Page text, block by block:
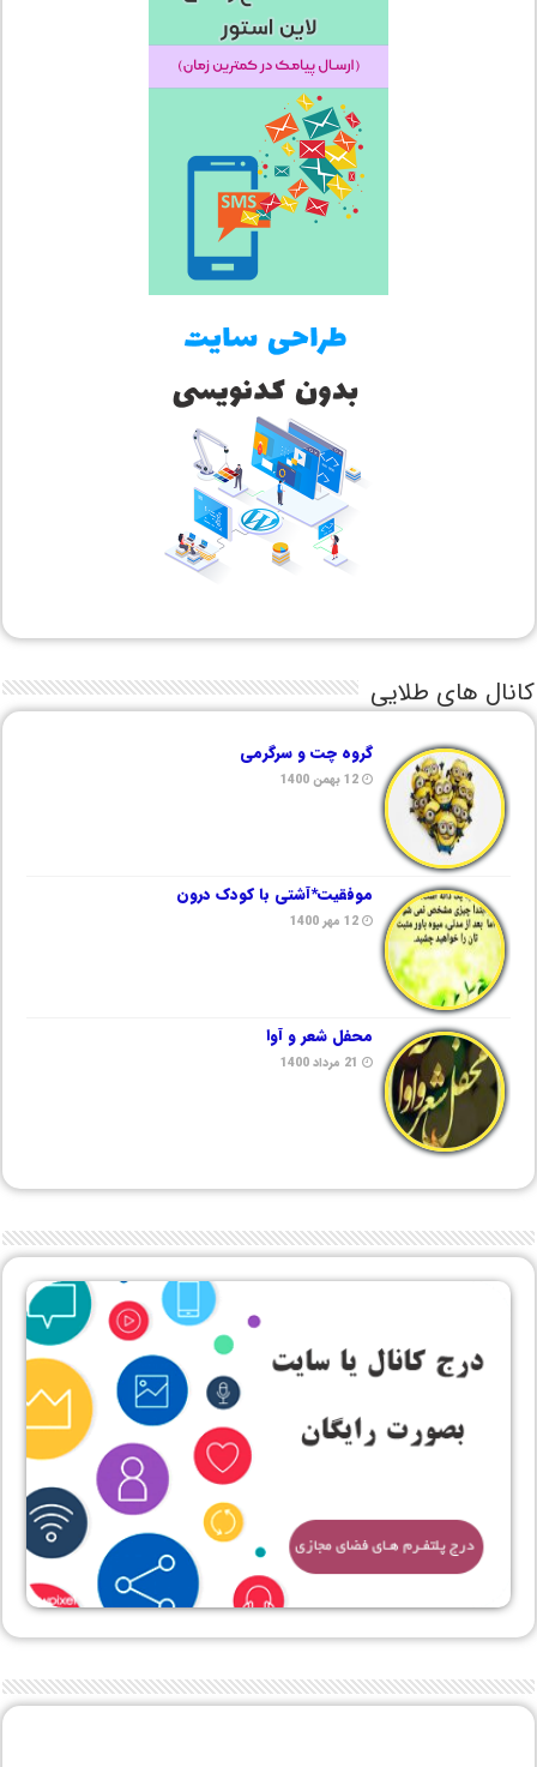
کانال های طلایی
گروه چت و سرگرمی
12 بهمن 1400
موفقیت*آشتی با کودک درون
12 مهر 1400
محفل شعر و آوا
21 مرداد 1400